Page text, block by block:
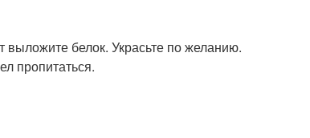
белок. Украсьте по желанию.
пропитаться.